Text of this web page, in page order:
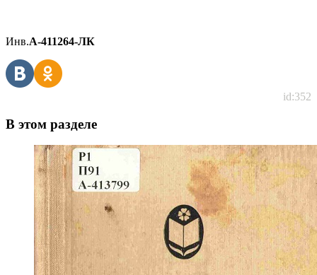
Инв.А-411264-ЛК
id:352
В этом разделе